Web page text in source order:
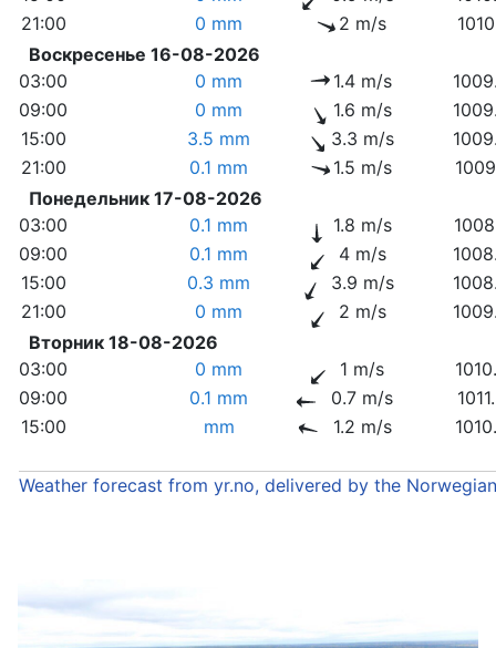
21:00
0 mm 2 m/s
Воскресенье 16-08-2026
03:00
0 mm 1.4 m/s
09:00
0 mm 1.6 m/s
15:00
3.5 mm 3.3 m/s
21:00
0.1 mm 1.5 m/s
Понедельник 17-08-2026
03:00
0.1 mm 1.8 m/s
09:00
0.1 mm 4 m/s
15:00
0.3 mm 3.9 m/s
21:00
0 mm 2 m/s
Вторник 18-08-2026
03:00
0 mm 1 m/s
09:00
0.1 mm 0.7 m/s
15:00
mm 1.2 m/s
Weather forecast from yr.no, delivered by the